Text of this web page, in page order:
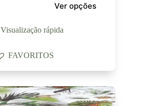
Ver opções
Visualização rápida
FAVORITOS